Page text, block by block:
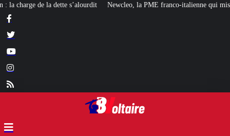
Newcleo, la PME franco-italienne qui mise sur l’avenir du « mini nucléaire »